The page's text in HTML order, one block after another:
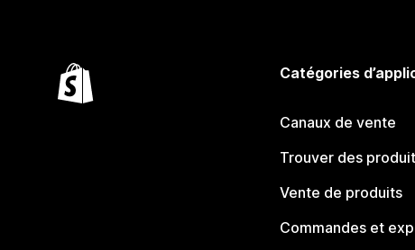
Catégories
Canaux de vente
Trouver des
Vente de produits
Commandes et